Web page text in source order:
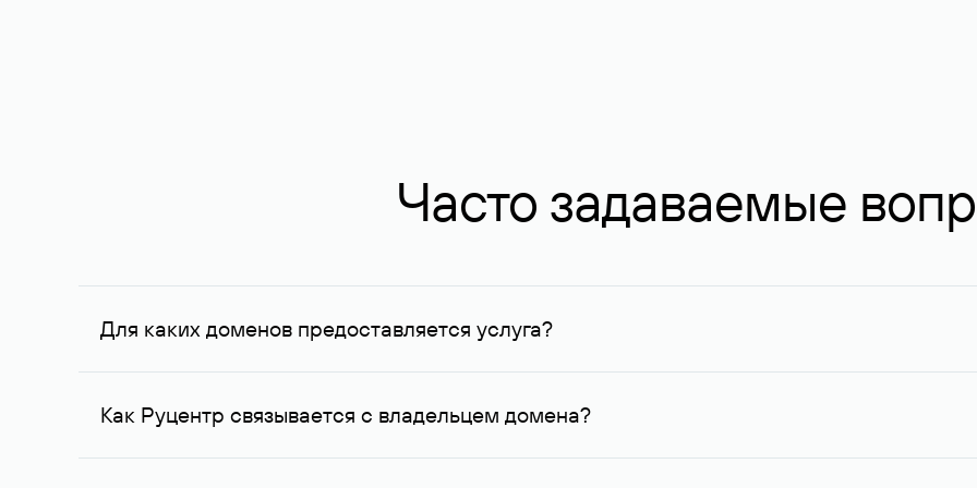
Часто задаваемые
Для каких доменов предоставляется услуга?
Услуга доступна для доменов, зарегистрированных в Руцентре и у других регистраторов. Для доменов,
Как Руцентр связывается с владельцем домена?
Для связи с владельцем домена используются его контактные данные, доступные Руцентру.